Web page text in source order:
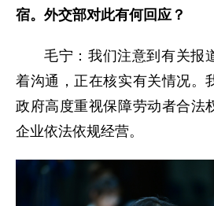
宿。外交部对此有何回应？
毛宁：我们注意到有关报
着沟通，正在核实有关情况。
政府高度重视保障劳动者合法
企业依法依规经营。